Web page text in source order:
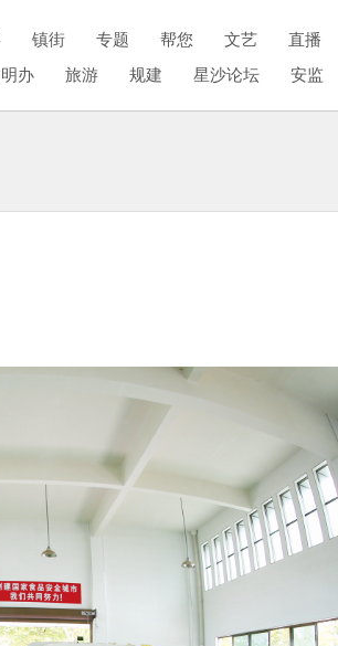
镇街 专题 帮您 文艺
直播
办 旅游 规建 星沙论坛 安监